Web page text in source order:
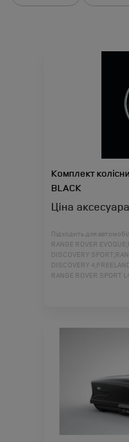
Комплект
BLACK
Ціна аксесуара
Підходить для
RANGE ROVER EVOQUE;
DISCOVERY SPORT;
DISCOVERY 4;
RANGE ROVER SPORT